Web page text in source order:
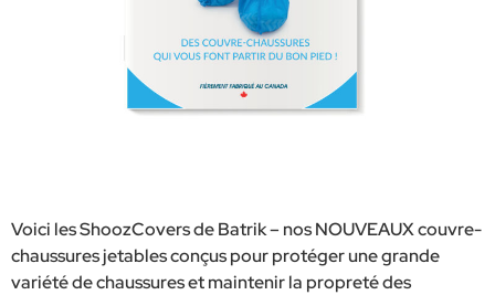
Voici les ShoozCovers de Batrik – nos NOUVEAUX couvre-
chaussures jetables conçus pour protéger une grande
variété de chaussures et maintenir la propreté des